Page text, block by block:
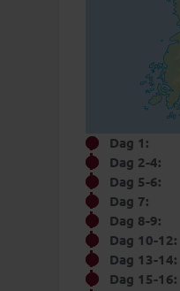
Dag 1:
Dag 2-4:
Dag 5-6:
Dag 7:
Dag 8-9:
Dag 10-12:
Dag 13-14:
Dag 15-16: